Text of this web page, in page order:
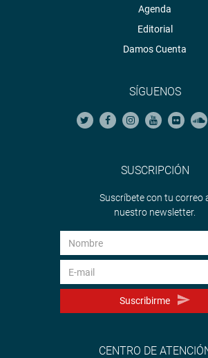
Agenda
Editorial
Damos Cuenta
SÍGUENOS
SUSCRIPCIÓN
Suscríbete con tu correo
nuestro newsletter.
Suscribirme
CENTRO DE